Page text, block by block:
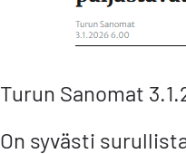
Turun Sanomat
On syvästi